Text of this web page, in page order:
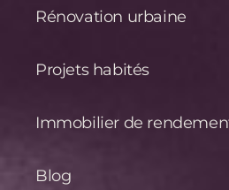
Rénovation urbaine
Projets habités
Immobilier de
Blog